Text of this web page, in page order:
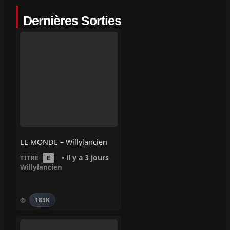
Dernières Sorties
LE MONDE – Willylancien
TITRE E • il y a 3 jours
Willylancien
183K